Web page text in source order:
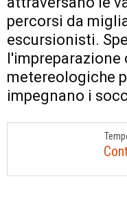
percorsi da
escursionisti.
l'impreparazione
metereologiche
impegnano i